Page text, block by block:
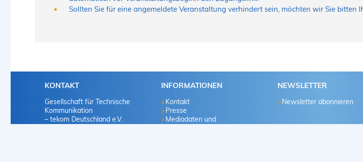
Sollten Sie für eine angemeldete Veranstaltung verhindert sein, möchten wir Sie bitten
KONTAKT
Gesellschaft für Technische
Kommunikation
– tekom Deutschland e.V.
INFORMATIONEN
Kontakt
Presse
Mediadaten und
NEWSLETTER
Newsletter abonnieren